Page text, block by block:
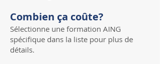
Combien ça coûte?
Sélectionne une formation AING
spécifique dans la liste pour plus de
détails.